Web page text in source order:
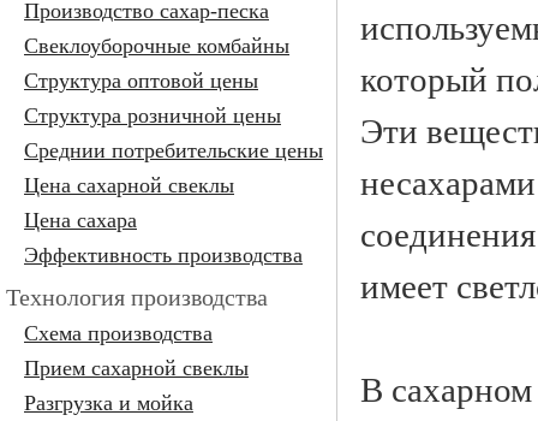
Производство сахар-песка
Свеклоуборочные комбайны
Структура оптовой цены
Структура розничной цены
Среднии потребительские цены
Цена сахарной свеклы
Цена сахара
Эффективность производства
Технология производства
Cхема производства
Прием сахарной свеклы
Разгрузка и мойка
который
Эти
имеет
В сахарном